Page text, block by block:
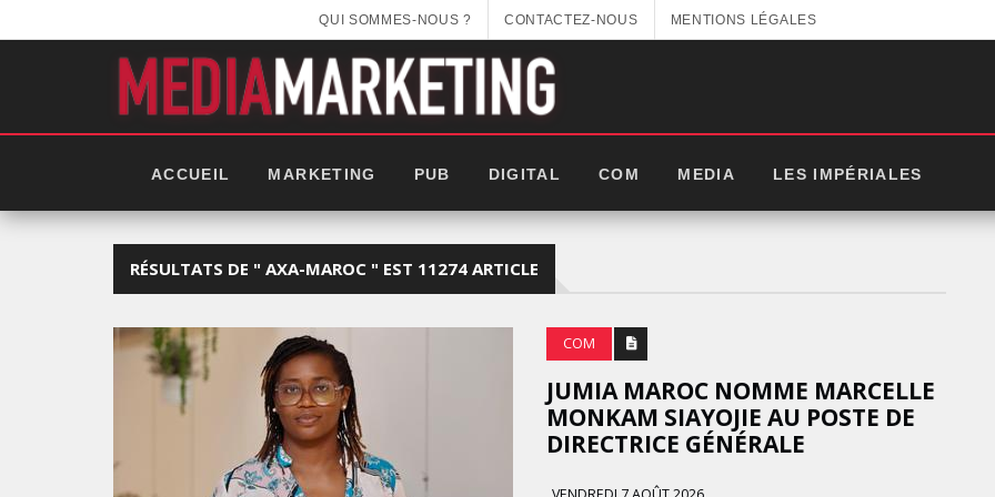
QUI SOMMES-NOUS ? CONTACTEZ-NOUS MENTIONS LÉGALES
ACCUEIL MARKETING PUB DIGITAL COM MEDIA LES IMPÉRIALES
RÉSULTATS DE " AXA-MAROC " EST 11274 ARTICLE
COM
JUMIA MAROC NOMME MARCELLE
MONKAM SIAYOJIE AU POSTE DE
DIRECTRICE GÉNÉRALE
GITEX AFRICA : LES NOUVELLES